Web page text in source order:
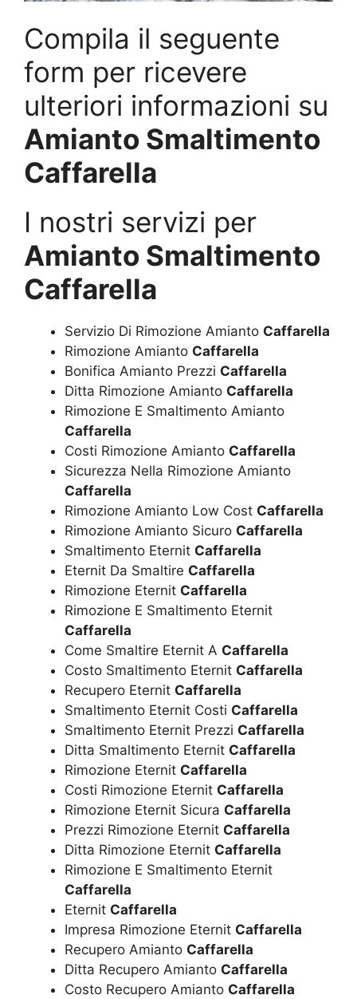
Compila il seguente
form per ricevere
ulteriori informazioni su
Amianto Smaltimento
Caffarella
I nostri servizi per
Amianto Smaltimento
Caffarella
Servizio Di Rimozione Amianto Caffarella
Rimozione Amianto Caffarella
Bonifica Amianto Prezzi Caffarella
Ditta Rimozione Amianto Caffarella
Rimozione E Smaltimento Amianto
Caffarella
Costi Rimozione Amianto Caffarella
Sicurezza Nella Rimozione Amianto
Caffarella
Rimozione Amianto Low Cost Caffarella
Rimozione Amianto Sicuro Caffarella
Smaltimento Eternit Caffarella
Eternit Da Smaltire Caffarella
Rimozione Eternit Caffarella
Rimozione E Smaltimento Eternit
Caffarella
Come Smaltire Eternit A Caffarella
Costo Smaltimento Eternit Caffarella
Recupero Eternit Caffarella
Smaltimento Eternit Costi Caffarella
Smaltimento Eternit Prezzi Caffarella
Ditta Smaltimento Eternit Caffarella
Rimozione Eternit Caffarella
Costi Rimozione Eternit Caffarella
Rimozione Eternit Sicura Caffarella
Prezzi Rimozione Eternit Caffarella
Ditta Rimozione Eternit Caffarella
Rimozione E Smaltimento Eternit
Caffarella
Eternit Caffarella
Impresa Rimozione Eternit Caffarella
Recupero Amianto Caffarella
Ditta Recupero Amianto Caffarella
Costo Recupero Amianto Caffarella